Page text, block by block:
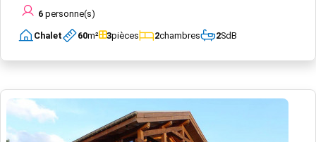
6 personne(s)
Chalet 60m² 3pièces 2chambres 2SdB